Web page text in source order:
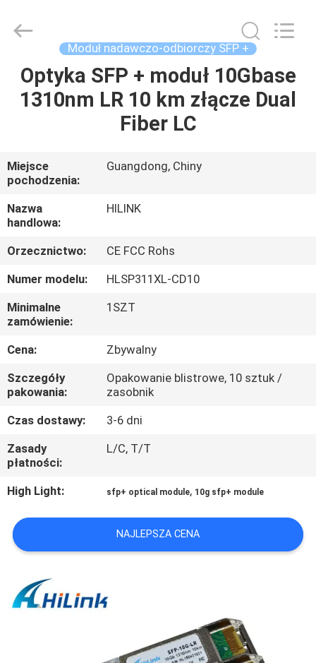
DO
DOMU
O
NAS
WYCIECZKA
PO
FABRYCE
KONTROLA
JAKOŚCI
SKONTAKTUJ
SIĘ
Z
NAMI
NOWOŚCI
SPRAWY
Technology
Co.,Ltd..
Moduł nadawczo-odbiorczy SFP +
Optyka SFP + moduł 10Gbase
1310nm LR 10 km złącze Dual
Fiber LC
Miejsce
pochodzenia:
Guangdong, Chiny
Nazwa
handlowa:
HILINK
Orzecznictwo:
CE FCC Rohs
Numer modelu:
HLSP311XL-CD10
Minimalne
zamówienie:
1SZT
Cena:
Zbywalny
Szczegóły
pakowania:
Opakowanie blistrowe, 10 sztuk /
zasobnik
Czas dostawy:
3-6 dni
Zasady
płatności:
L/C, T/T
High Light: sfp+ optical module, 10g sfp+ module
NAJLEPSZA CENA